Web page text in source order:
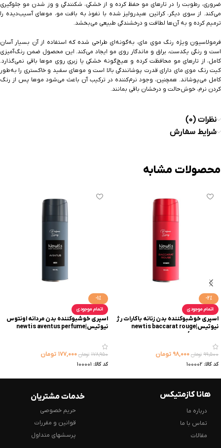
ضروری، رطوبت را در تارهای مو حفظ کرده و از خشکی، شکنندگی و وز شدن مو جلوگیری
می‌کند. از سوی دیگر، کراتین هیدرولیز شده با نفوذ به بافت مو، موهای آسیب‌دیده را
ترمیم کرده و به آن‌ها لطافت و درخشندگی طبیعی می‌بخشد.
فرمولاسیون ویژه رنگ موی مای، به‌گونه‌ای طراحی شده که استفاده از آن بسیار آسان
است و رنگی یکدست، براق و ماندگار روی مو ایجاد می‌کند. این محصول ضمن رنگ‌آمیزی
کامل، از تارهای مو محافظت کرده و هیچ‌گونه خشکی یا زبری روی موها باقی نمی‌گذارد.
کیت رنگ موی مای دارای قدرت پوشانندگی بالا است و موهای سفید و خاکستری را به‌طور
کامل می‌پوشاند. همچنین، وجود نرم‌کننده در ترکیب آن باعث می‌شود موها پس از رنگ
کردن نرم، خوش‌حالت و درخشان باقی بمانند.
نظرات (0)
شرایط سفارش
محصولات مشابه
-2%
اتمام موجودی
اسپری خوشبوکننده بدن زنانه باکارات رژ
نیوتیس|newtis baccarat rouge
perfume spray
۹۹,۵۰۰ تومان ۹۸,۰۰۰ تومان
کد کالا: 100002
-1%
اتمام موجودی
اسپری خوشبوکننده بدن مردانه اونتوس
نیوتیس|newtis aventus perfume
۱۷۸,۹۵۰ تومان ۱۷۷,۰۰۰ تومان
کد کالا: 100001
هانا کازمتیکس
درباره ما
تماس با ما
مقالات
خدمات مشتریان
حریم خصوصی
قوانین و مقررات
پرسشهای متداول